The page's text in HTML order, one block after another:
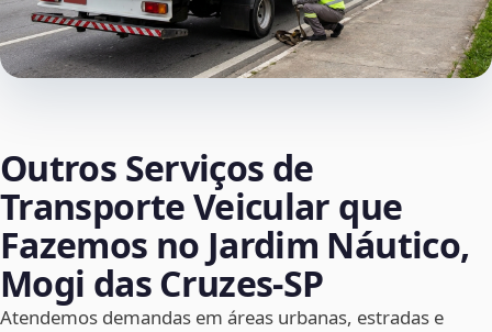
Outros Serviços de
Transporte Veicular que
Fazemos no Jardim Náutico,
Mogi das Cruzes‑SP
Atendemos demandas em áreas urbanas, estradas e